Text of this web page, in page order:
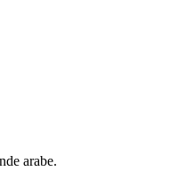
arabe.